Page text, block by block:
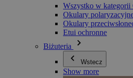
Wszystko w kategorii
Okulary
Okulary
Etui ochronne
Biżuteria
Wstecz
Show more